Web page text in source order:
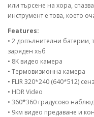
или търсене на хора,
инструмент е това, което
Features:
• 2 допълнителни батерии,
заряден хъб
• 8K видео камера
• Термовизионна камера
• FLIR 320*240 (640*512)
• HDR Video
• 360*360 градусово
• 9км видео предаване и